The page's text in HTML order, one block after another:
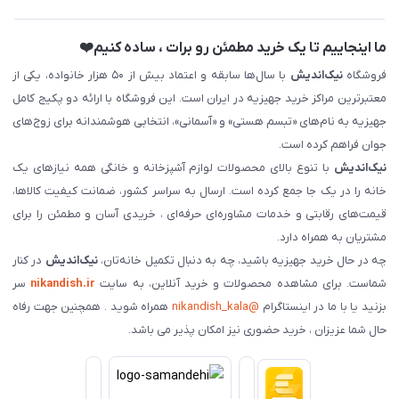
ما اینجاییم تا یک خرید مطمئن رو برات ، ساده کنیم❤️
فروشگاهنیک‌اندیش
با سال‌ها سابقه و اعتماد بیش از ۵۰ هزار خانواده، یکی از
معتبرترین مراکز خرید جهیزیه در ایران است. این فروشگاه با ارائه دو پکیج کامل
جهیزیه به نام‌های «تبسم هستی» و «آسمانی»، انتخابی هوشمندانه برای زوج‌های
جوان فراهم کرده است.
نیک‌اندیش با تنوع بالای محصولات لوازم آشپزخانه و خانگی همه نیازهای یک
خانه را در یک جا جمع کرده است. ارسال به سراسر کشور، ضمانت کیفیت کالاها،
قیمت‌های رقابتی و خدمات مشاوره‌ای حرفه‌ای ، خریدی آسان و مطمئن را برای
مشتریان به همراه دارد.
چه در حال خرید جهیزیه باشید، چه به دنبال تکمیل خانه‌تان،نیک‌اندیش در کنار
شماست. برای مشاهده محصولات و خرید آنلاین، به سایت nikandish.ir سر
بزنید یا با ما در اینستاگرام @nikandish_kala
همراه شوید . همچنین جهت رفاه
حال شما عزیزان ، خرید حضوری نیز امکان پذیر می باشد.